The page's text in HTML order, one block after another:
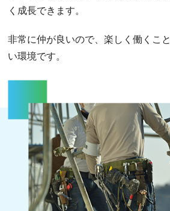
く成長できます。
非常に仲が良いので、楽しく働くこ
い環境です。